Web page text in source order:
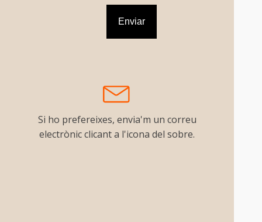
Si ho prefereixes, envia'm un correu
electrònic clicant a l'icona del sobre.